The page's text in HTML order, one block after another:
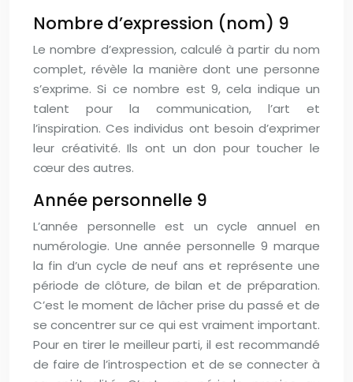
Nombre d’expression (nom) 9
Le nombre d’expression, calculé à partir du nom
complet, révèle la manière dont une personne
s’exprime. Si ce nombre est 9, cela indique un
talent pour la communication, l’art et
l’inspiration. Ces individus ont besoin d’exprimer
leur créativité. Ils ont un don pour toucher le
cœur des autres.
Année personnelle 9
L’année personnelle est un cycle annuel en
numérologie. Une année personnelle 9 marque
la fin d’un cycle de neuf ans et représente une
période de clôture, de bilan et de préparation.
C’est le moment de lâcher prise du passé et de
se concentrer sur ce qui est vraiment important.
Pour en tirer le meilleur parti, il est recommandé
de faire de l’introspection et de se connecter à